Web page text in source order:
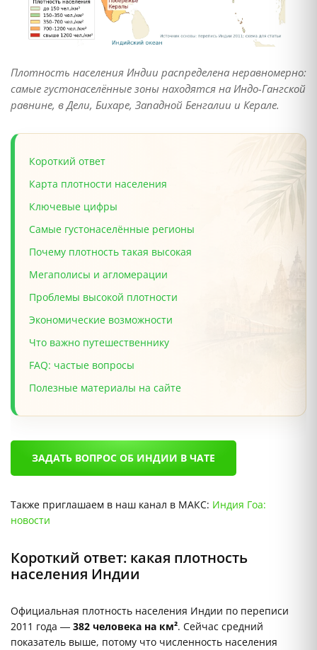
Плотность населения Индии распределена неравномерно:
самые густонаселённые зоны находятся на Индо-Гангской
равнине, в Дели, Бихаре, Западной Бенгалии и Керале.
Короткий ответ
Карта плотности населения
Ключевые цифры
Самые густонаселённые регионы
Почему плотность такая высокая
Мегаполисы и агломерации
Проблемы высокой плотности
Экономические возможности
Что важно путешественнику
FAQ: частые вопросы
Полезные материалы на сайте
ЗАДАТЬ ВОПРОС ОБ ИНДИИ В ЧАТЕ
Также приглашаем в наш канал в МАКС: Индия Гоа:
новости
Короткий ответ: какая плотность
населения Индии
Официальная плотность населения Индии по переписи
2011 года — 382 человека на км². Сейчас средний
показатель выше, потому что численность населения